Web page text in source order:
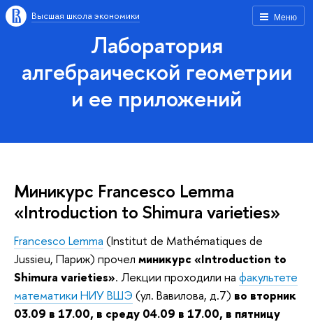
Меню
Высшая школа экономики
Лаборатория
алгебраической геометрии
и ее приложений
Миникурс Francesco Lemma
«Introduction to Shimura varieties»
Francesco Lemma (Institut de Mathématiques de
Jussieu, Париж) прочел миникурс «Introduction to
Shimura varieties». Лекции проходили на факультете
математики НИУ ВШЭ (ул. Вавилова, д.7) во вторник
03.09 в 17.00, в среду 04.09 в 17.00, в пятницу